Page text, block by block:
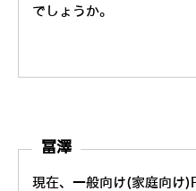
でしょうか。
冨澤
現在、一般向け(家庭向け